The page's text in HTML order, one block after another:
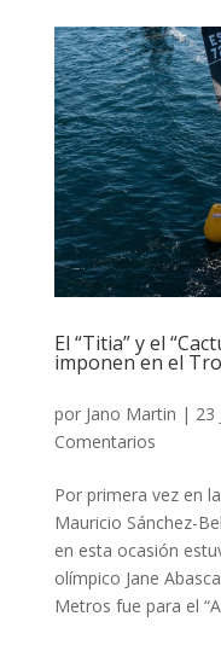
El “Titia” y el
imponen en el
por Jano Martin | 23
Comentarios
Por primera vez en
Mauricio Sánchez-
en esta ocasión
olímpico Jane
Metros fue para el